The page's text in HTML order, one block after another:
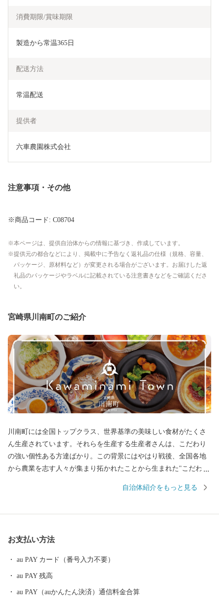
消費期限/賞味期限
製造から常温365日
配送方法
常温配送
提供者
六車農園株式会社
注意事項・その他
※商品コード: C08704
本ページは、提供自治体からの情報に基づき、作成しています。
提供元の都合などにより、掲載中に予告なく返礼品の仕様（規格、容量、
パッケージ、原材料など）が変更される場合がございます。お届けした返
礼品のパッケージやラベルに記載されている注意書きなどをご確認くださ
い。
宮崎県川南町のご紹介
川南町には全国トップクラス、世界基準の美味しい食材がたくさ
ん生産されています。それらを生産する生産者さんは、こだわり
の強い個性ある方達ばかり。この背景にはやはり戦後、全国各地
から農業を志す人々が集まり拓かれたことから生まれた"こだわり
南の魅力で、この魅力を「この町の気質から生まれる品質＝"川南
自治体紹介をもっと見る
お支払い方法
au PAY カード（番号入力不要）
au PAY 残高
au PAY（auかんたん決済）通信料金合算